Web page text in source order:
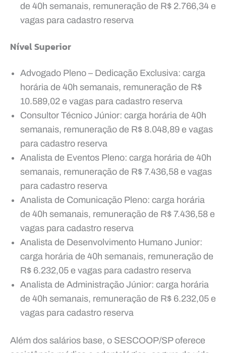
de 40h semanais, remuneração de R$ 2.766,34 e
vagas para cadastro reserva
Nível Superior
Advogado Pleno – Dedicação Exclusiva: carga
horária de 40h semanais, remuneração de R$
10.589,02 e vagas para cadastro reserva
Consultor Técnico Júnior: carga horária de 40h
semanais, remuneração de R$ 8.048,89 e vagas
para cadastro reserva
Analista de Eventos Pleno: carga horária de 40h
semanais, remuneração de R$ 7.436,58 e vagas
para cadastro reserva
Analista de Comunicação Pleno: carga horária
de 40h semanais, remuneração de R$ 7.436,58 e
vagas para cadastro reserva
Analista de Desenvolvimento Humano Junior:
carga horária de 40h semanais, remuneração de
R$ 6.232,05 e vagas para cadastro reserva
Analista de Administração Júnior: carga horária
de 40h semanais, remuneração de R$ 6.232,05 e
vagas para cadastro reserva
Além dos salários base, o SESCOOP/SP oferece